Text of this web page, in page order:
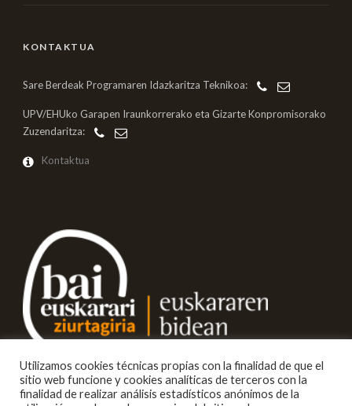
KONTAKTUA
Sare Berdeak Programaren Idazkaritza Teknikoa:
UPV/EHUko Garapen Iraunkorrerako eta Gizarte Konpromisorako
Zuzendaritza:
Kontaktua
Utilizamos cookies técnicas propias con la finalidad de que el
sitio web funcione y cookies analíticas de terceros con la
finalidad de realizar análisis estadísticos anónimos de la